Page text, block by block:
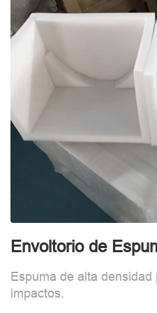
Envoltorio de
Espuma de alta
impactos.